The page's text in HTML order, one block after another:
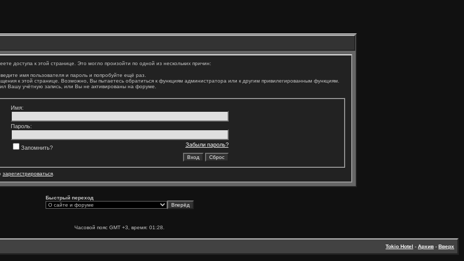
доступа к этой странице. Это могло произойти по одной из нескольких причин:
имя пользователя и пароль и попробуйте ещё раз.
к этой странице. Возможно, Вы пытаетесь обратиться к функциям администратора или к другим привилегированным функциям.
Вашу учётную запись, или Вы не активированы на форуме.
Имя:
Пароль:
Забыли пароль?
Запомнить?
зарегистрироваться
Быстрый переход
Часовой пояс GMT +3, время: 01:28
Tokio Hotel - Архив - Вверх